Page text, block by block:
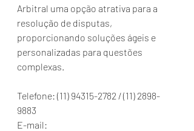
Arbitral uma opção atrativa para a
resolução de disputas,
proporcionando soluções ágeis e
personalizadas para questões
complexas.
Telefone: (11) 94315-2782 / (11) 2898-
9883
E-mail: